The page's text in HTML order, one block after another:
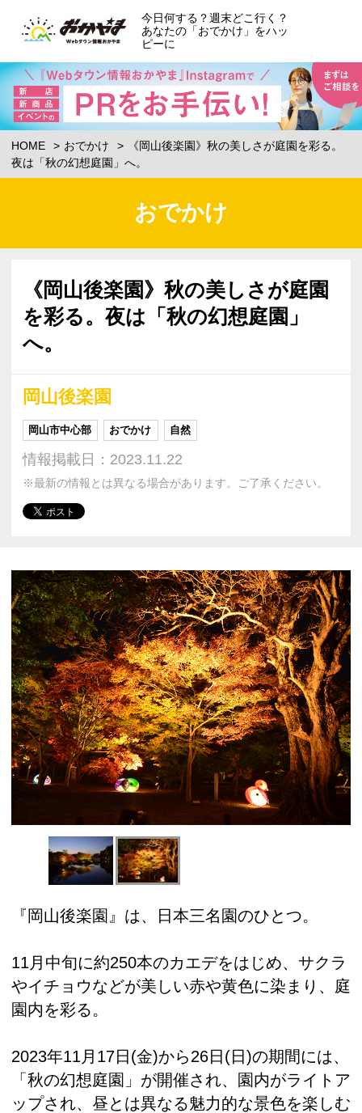
今日何する？週末どこ行く？
あなたの「おでかけ」をハッ
ピーに
HOME おでかけ
《岡山後楽園》秋の美しさが庭園を彩る。
夜は「秋の幻想庭園」へ。
おでかけ
《岡山後楽園》秋の美しさが庭園
を彩る。夜は「秋の幻想庭園」
へ。
岡山後楽園
岡山市中心部 おでかけ 自然
情報掲載日：2023.11.22
※最新の情報とは異なる場合があります。ご了承ください。
『岡山後楽園』は、日本三名園のひとつ。
11月中旬に約250本のカエデをはじめ、サクラ
やイチョウなどが美しい赤や黄色に染まり、庭
園内を彩る。
2023年11月17日(金)から26日(日)の期間には、
「秋の幻想庭園」が開催され、園内がライトア
ップされ、昼とは異なる魅力的な景色を楽しむ